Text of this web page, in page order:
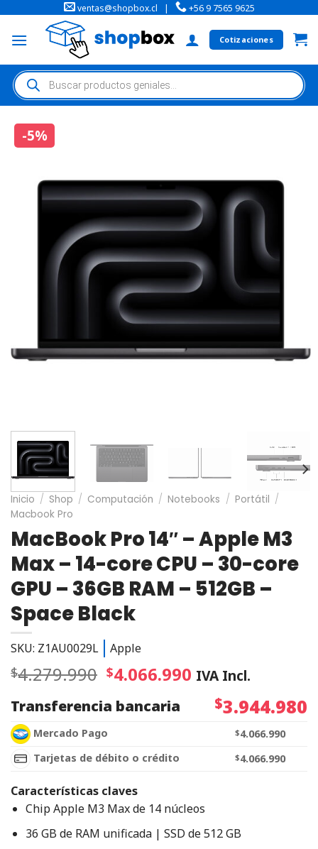
ventas@shopbox.cl | +56 9 7565 9625
Cotizaciones
-5%
Inicio / Shop / Computación / Notebooks / Portátil /
Macbook Pro
MacBook Pro 14″ – Apple M3
Max – 14-core CPU – 30-core
GPU – 36GB RAM – 512GB –
Space Black
SKU: Z1AU0029L Apple
$4.279.990 $4.066.990 IVA Incl.
Transferencia bancaria
$3.944.980
Mercado Pago $4.066.990
Tarjetas de débito o crédito
$4.066.990
Características claves
Chip Apple M3 Max de 14 núcleos
36 GB de RAM unificada | SSD de 512 GB